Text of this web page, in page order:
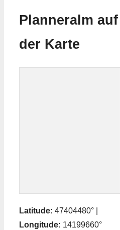
Planneralm auf
der Karte
Latitude: 47404480° |
Longitude: 14199660°